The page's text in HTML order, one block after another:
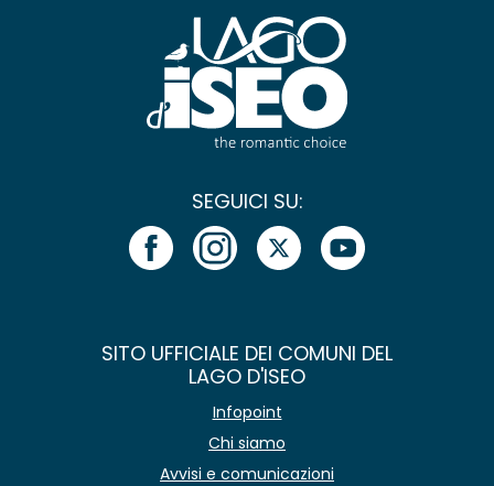
SEGUICI SU:
SITO UFFICIALE DEI COMUNI DEL
LAGO D'ISEO
Infopoint
Chi siamo
Avvisi e comunicazioni